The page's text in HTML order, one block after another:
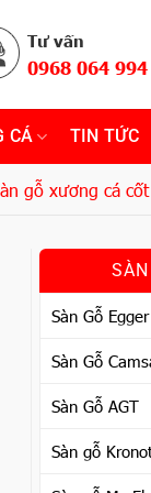
Tư vấn
0968 064 994
CÁ TIN TỨC
gỗ xương cá
Sàn Gỗ Egger
Sàn Gỗ
Sàn Gỗ AGT
Sàn gỗ